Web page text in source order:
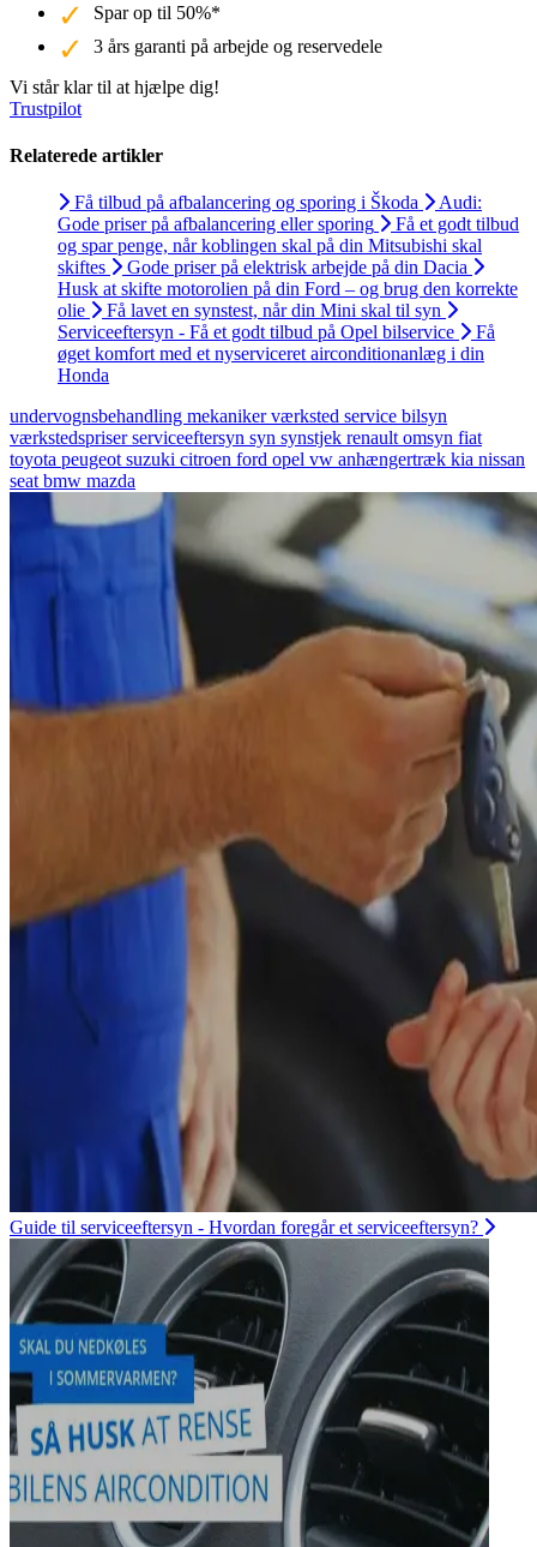
Spar op til 50%*
3 års garanti på arbejde og reservedele
Vi står klar til at hjælpe dig!
Trustpilot
Relaterede artikler
Få tilbud på afbalancering og sporing i Škoda
Audi:
Gode priser på afbalancering eller sporing
Få et godt tilbud
og spar penge, når koblingen skal på din Mitsubishi skal
skiftes
Gode priser på elektrisk arbejde på din Dacia
Husk at skifte motorolien på din Ford – og brug den korrekte
olie
Få lavet en synstest, når din Mini skal til syn
Serviceeftersyn - Få et godt tilbud på Opel bilservice
Få
øget komfort med et nyserviceret airconditionanlæg i din
Honda
undervognsbehandling mekanikerværksted service bilsyn
værkstedspriserserviceeftersyn syn synstjek renault omsyn fiat
toyota peugeot suzuki citroen ford opel vw anhængertræk kia nissan
seat bmw mazda
Guide til serviceeftersyn - Hvordan foregår et serviceeftersyn?